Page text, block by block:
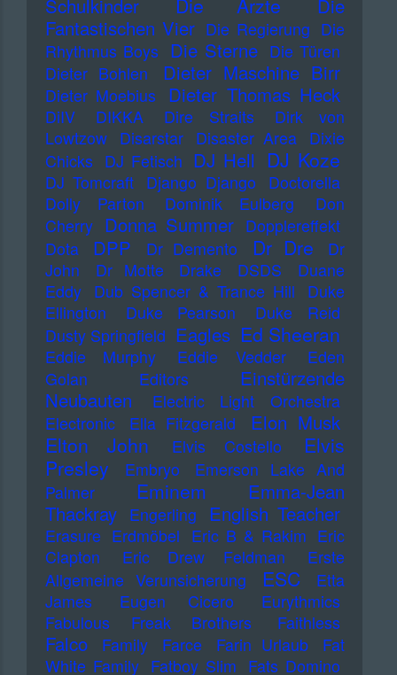
Schulkinder
Die Ärzte
Die
Fantastischen Vier Die Regierung Die
Rhythmus Boys Die Sterne Die Türen
Dieter Bohlen
Dieter Maschine Birr
Dieter Moebius Dieter Thomas Heck
DiIV DIKKA Dire Straits
Dirk von
Lowtzow
Disarstar Disaster Area
Dixie
Chicks DJ Fetisch DJ Hell DJ Koze
DJ Tomcraft Django Django
Doctorella
Dolly Parton
Dominik Eulberg
Don
Cherry Donna Summer Dopplereffekt
Dota
DPP Dr Demento Dr Dre
Dr
John
Dr Motte Drake DSDS
Duane
Eddy
Dub Spencer & Trance Hill
Duke
Ellington
Duke Pearson
Duke Reid
Dusty Springfield Eagles Ed Sheeran
Eddie Murphy Eddie Vedder
Eden
Golan
Editors
Einstürzende
Neubauten
Electric Light Orchestra
Electronic
Ella Fitzgerald Elon Musk
Elton John Elvis Costello
Elvis
Presley
Embryo
Emerson Lake And
Palmer
Eminem
Emma-Jean
Thackray
Engerling English Teacher
Erasure Erdmöbel Eric B & Rakim Eric
Clapton
Eric Drew Feldman
Erste
Allgemeine Verunsicherung
ESC
Etta
James
Eugen Cicero
Eurythmics
Fabulous Freak Brothers
Faithless
Falco Family Farce Farin Urlaub
Fat
White Family Fatboy Slim Fats Domino